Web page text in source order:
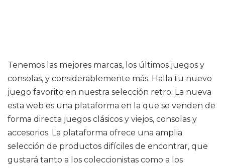
Tenemos las mejores marcas, los últimos juegos y
consolas, y considerablemente más. Halla tu nuevo
juego favorito en nuestra selección retro. La nueva
esta web es una plataforma en la que se venden de
forma directa juegos clásicos y viejos, consolas y
accesorios. La plataforma ofrece una amplia
selección de productos difíciles de encontrar, que
gustará tanto a los coleccionistas como a los